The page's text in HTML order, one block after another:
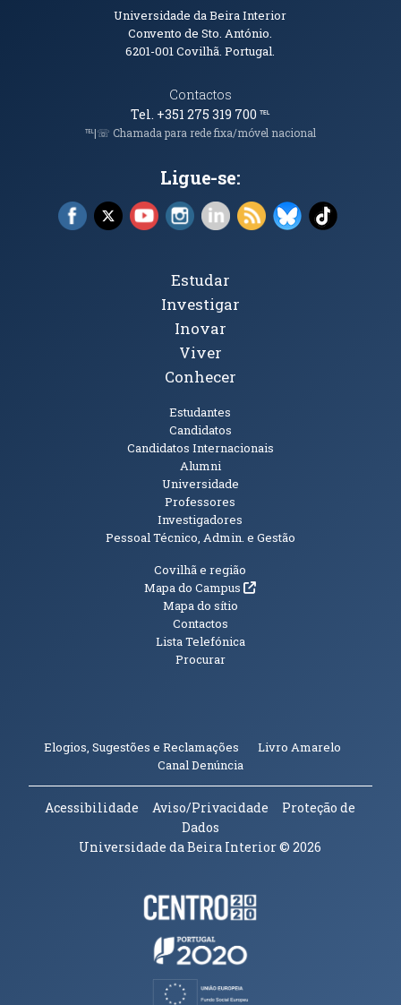
Informações de Contacto
Universidade da Beira Interior
Convento de Sto. António.
6201-001Covilhã. Portugal.
Contactos
Tel. +351 275 319 700℡
℡|☏ Chamada para rede fixa/móvel nacional
Ligue-se:
Facebook (abre em nova janela)
X (abre em nova janela)
YouTube (abre em nova janela)
Instagram (abre em nova janela)
LinkedIn (abre em nova
RSS (abre em nova
Bluesky (abre
TikTok
Tópicos Principais
Estudar
Investigar
Inovar
Viver
Conhecer
Estudantes
Candidatos
Candidatos Internacionais
Alumni
Universidade
Professores
Investigadores
Pessoal Técnico, Admin. e Gestão
Informações Adicionais
Covilhã e região
Mapa do Campus(abre em nova janela)
Mapa do sítio
Contactos
Lista Telefónica
Procurar
Elogios, Sugestões e Reclamações Livro Amarelo
Canal Denúncia(abre em nova janela)
Acessibilidade Aviso/Privacidade
Proteção de
Dados
Universidade da Beira Interior© 2026
Parceiros e Financiadores